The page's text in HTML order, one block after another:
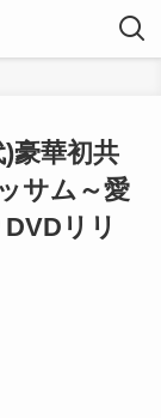
豪華初共
サム～愛
リリ